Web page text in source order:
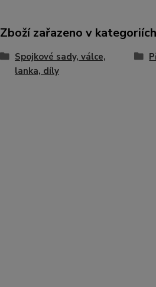
Zboží zařazeno v kategoriích
Spojkové sady, válce,
lanka, díly